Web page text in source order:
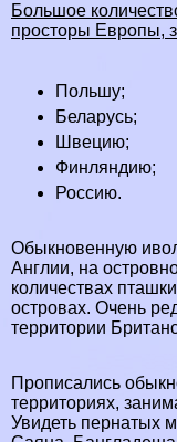
Большое
просторы Европы,
Польшу;
Беларусь;
Швецию;
Финляндию;
Россию.
Обыкновенную
Англии, на
количествах
островах. Очень
территории
Прописались
территориях,
Увидеть пернатых